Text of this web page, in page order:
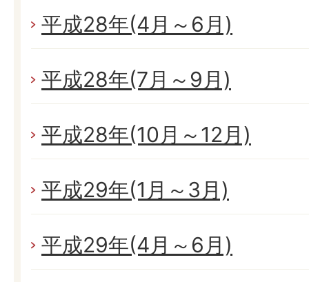
平成28年(4月～6月)
平成28年(7月～9月)
平成28年(10月～12月)
平成29年(1月～3月)
平成29年(4月～6月)